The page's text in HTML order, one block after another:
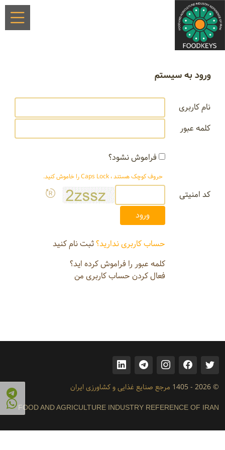
ورود به سیستم
نام کاربری
کلمه عبور
فراموش نشود؟
حروف کوچک هستند ، Caps Lock را خاموش کنید.
کد امنیتی
حساب کاربری ندارید؟ثبت نام کنید
کلمه عبور را فراموش کرده اید؟
فعال کردن حساب کاربری من
© 2026 - 1405 مرجع صنایع غذایی و کشاورزی ایران
FOOD AND AGRICULTURE INDUSTRY REFERENCE OF IRAN